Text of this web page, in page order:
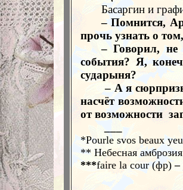
Басаргин и
– Помнится,
прочь узнать о
– Говорил, не
события? Я,
сударыня?
– А я
насчёт
от возможности
*Pourle svos beaux
** Небесная
***faire la cour (фр) –